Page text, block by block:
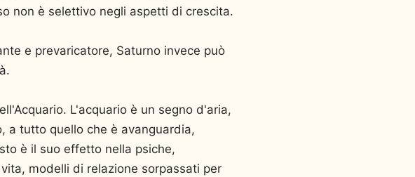
non è selettivo negli aspetti di crescita.
e prevaricatore, Saturno invece può
L'acquario è un segno d'aria,
a tutto quello che è avanguardia,
è il suo effetto nella psiche,
modelli di relazione sorpassati per